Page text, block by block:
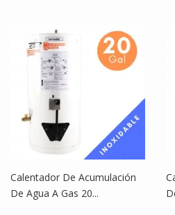
Calentador De Acumulación
De Agua A Gas 20...